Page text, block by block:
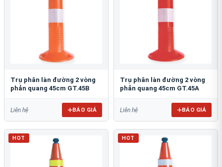
Trụ phân làn đường 2 vòng
phản quang 45cm GT.45B
Liên hệ BÁO GIÁ
Trụ phân làn đường 2 vòng
phản quang 45cm GT.45A
Liên hệ BÁO GIÁ
HOT HOT